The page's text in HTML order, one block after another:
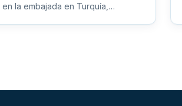
la embajada en Turquía,